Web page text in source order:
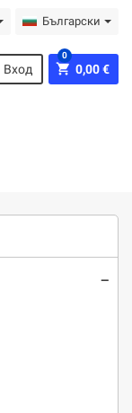
Български
Вход shopping_cart 0,00 €
0
remove